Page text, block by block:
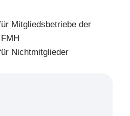
Mitgliedsbetriebe der
Nichtmitglieder